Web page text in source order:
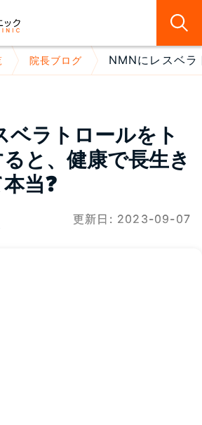
院長ブログ NMNにレスベ
ベラトロールをト
と、健康で長生き
当❓
更新日: 2023-09-07